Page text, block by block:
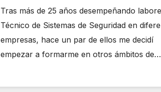
Tras más de 25 años desempeñando
Técnico de Sistemas de Seguridad en
empresas, hace un par de ellos me decidí
empezar a formarme en otros ámbitos de…